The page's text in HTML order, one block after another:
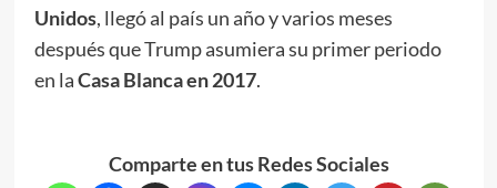
Unidos, llegó al país un año y varios meses
después que Trump asumiera su primer periodo
en laCasa Blanca en 2017.
Comparte en tus Redes Sociales